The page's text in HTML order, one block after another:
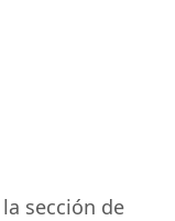
sección de